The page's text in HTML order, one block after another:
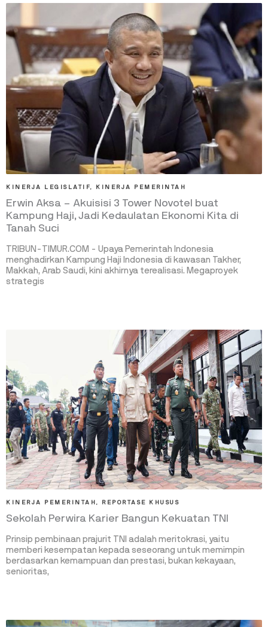
KINERJA LEGISLATIF, KINERJA PEMERINTAH
Erwin Aksa – Akuisisi 3 Tower Novotel buat
Kampung Haji, Jadi Kedaulatan Ekonomi Kita di
Tanah Suci
TRIBUN-TIMUR.COM - Upaya Pemerintah Indonesia
menghadirkan Kampung Haji Indonesia di kawasan Takher,
Makkah, Arab Saudi, kini akhirnya terealisasi. Megaproyek
strategis
KINERJA PEMERINTAH , REPORTASE KHUSUS
Sekolah Perwira Karier Bangun Kekuatan TNI
Prinsip pembinaan prajurit TNI adalah meritokrasi, yaitu
memberi kesempatan kepada seseorang untuk memimpin
berdasarkan kemampuan dan prestasi, bukan kekayaan,
senioritas,